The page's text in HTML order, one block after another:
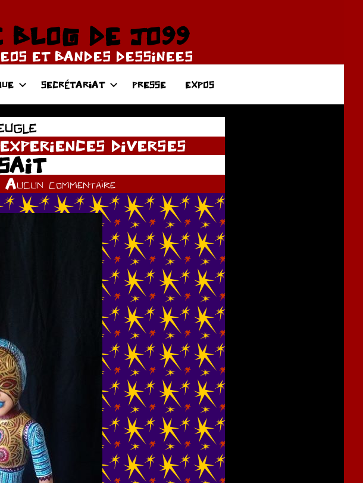
BLOG DE JO99
ET BANDES DESSINEES
SECRÉTARIAT PRESSE EXPOS
DIVERSES
Aucun commentaire